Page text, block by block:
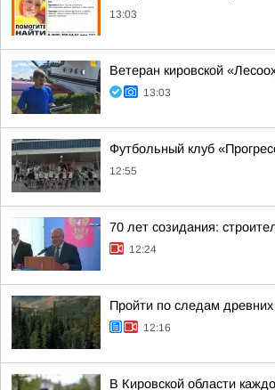
13:03
Ветеран кировской
13:03
Футбольный клуб
12:55
70 лет созидания:
12:24
Пройти по следам
12:16
В Кировской области